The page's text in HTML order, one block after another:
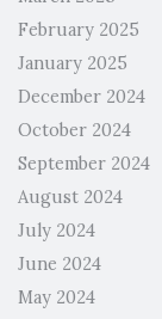
February 2025
January 2025
December 2024
October 2024
September 2024
August 2024
July 2024
June 2024
May 2024